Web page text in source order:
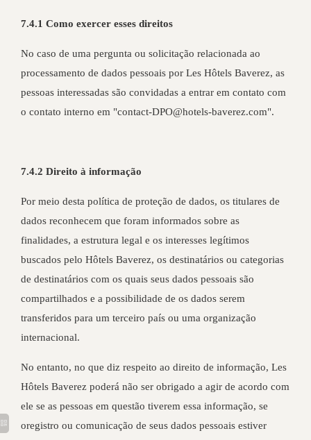
7.4.1 Como exercer esses direitos
No caso de uma pergunta ou solicitação relacionada ao
processamento de dados pessoais por Les Hôtels Baverez, as
pessoas interessadas são convidadas a entrar em contato com
o contato interno em "contact-DPO@hotels-baverez.com".
7.4.2 Direito à informação
Por meio desta política de proteção de dados, os titulares de
dados reconhecem que foram informados sobre as
finalidades, a estrutura legal e os interesses legítimos
buscados pelo Hôtels Baverez, os destinatários ou categorias
de destinatários com os quais seus dados pessoais são
compartilhados e a possibilidade de os dados serem
transferidos para um terceiro país ou uma organização
internacional.
No entanto, no que diz respeito ao direito de informação, Les
Hôtels Baverez poderá não ser obrigado a agir de acordo com
ele se as pessoas em questão tiverem essa informação, se
oregistro ou comunicação de seus dados pessoais estiver